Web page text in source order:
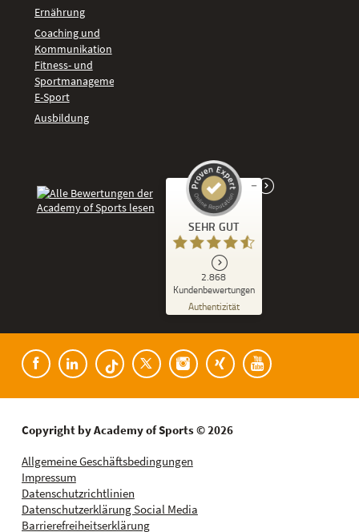
Ernährung
Coaching und
Kommunikation
Fitness- und
Sportmanagement
E-Sport
Ausbildung
SEHR GUT
2.868
Kundenbewertungen
Authentizität
Kundenbewertungen und Erfahrungen zu
Academy of Sports
%
Empfehlungen auf
ProvenExpert.com
4,53
182
Bewertungen auf
2.686
Bewertungen von
8
Copyright by Academy of Sports © 2026
Allgemeine Geschäftsbedingungen
Impressum
Datenschutzrichtlinien
Datenschutzerklärung Social Media
Barrierefreiheitserklärung